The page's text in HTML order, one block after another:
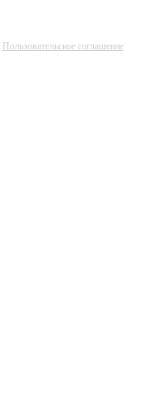
Пользовательское соглашение